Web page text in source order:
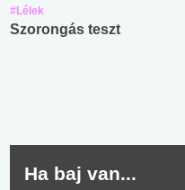
#Lélek
Szorongás teszt
Ha baj van...